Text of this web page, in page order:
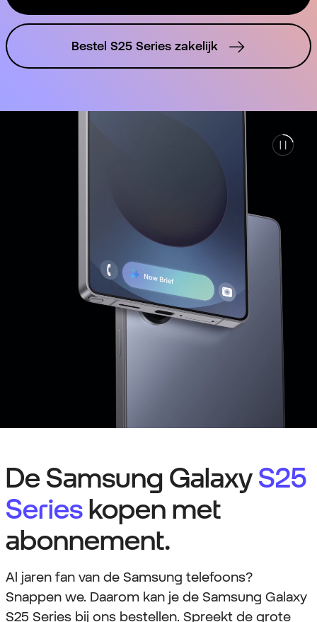
Bestel S25 Series zakelijk
De Samsung GalaxyS25
Serieskopen met
abonnement.
Al jaren fan van de Samsung telefoons?
Snappen we. Daarom kan je de Samsung Galaxy
S25 Series bij ons bestellen. Spreekt de grote